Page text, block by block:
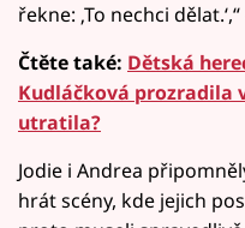
řekne: ‚To nechci
Čtěte také: Dětská
Kudláčková prozradila
utratila?
Jodie i Andrea
hrát scény, kde jejich